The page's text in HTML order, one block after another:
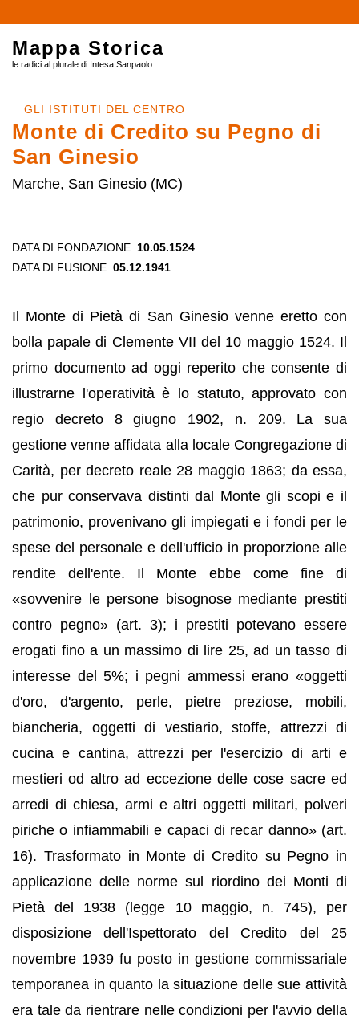
Mappa Storica
le radici al plurale di Intesa Sanpaolo
GLI ISTITUTI DEL CENTRO
Monte di Credito su Pegno di
San Ginesio
Marche, San Ginesio (MC)
DATA DI FONDAZIONE 10.05.1524
DATA DI FUSIONE 05.12.1941
Il Monte di Pietà di San Ginesio venne eretto con
bolla papale di Clemente VII del 10 maggio 1524. Il
primo documento ad oggi reperito che consente di
illustrarne l'operatività è lo statuto, approvato con
regio decreto 8 giugno 1902, n. 209. La sua
gestione venne affidata alla locale Congregazione di
Carità, per decreto reale 28 maggio 1863; da essa,
che pur conservava distinti dal Monte gli scopi e il
patrimonio, provenivano gli impiegati e i fondi per le
spese del personale e dell'ufficio in proporzione alle
rendite dell'ente. Il Monte ebbe come fine di
«sovvenire le persone bisognose mediante prestiti
contro pegno» (art. 3); i prestiti potevano essere
erogati fino a un massimo di lire 25, ad un tasso di
interesse del 5%; i pegni ammessi erano «oggetti
d'oro, d'argento, perle, pietre preziose, mobili,
biancheria, oggetti di vestiario, stoffe, attrezzi di
cucina e cantina, attrezzi per l'esercizio di arti e
mestieri od altro ad eccezione delle cose sacre ed
arredi di chiesa, armi e altri oggetti militari, polveri
piriche o infiammabili e capaci di recar danno» (art.
16). Trasformato in Monte di Credito su Pegno in
applicazione delle norme sul riordino dei Monti di
Pietà del 1938 (legge 10 maggio, n. 745), per
disposizione dell'Ispettorato del Credito del 25
novembre 1939 fu posto in gestione commissariale
temporanea in quanto la situazione delle sue attività
era tale da rientrare nelle condizioni per l'avvio della